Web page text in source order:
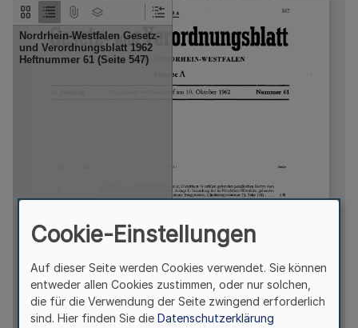
Cookie-Einstellungen
Auf dieser Seite werden Cookies verwendet. Sie können
entweder allen Cookies zustimmen, oder nur solchen,
die für die Verwendung der Seite zwingend erforderlich
sind. Hier finden Sie die Datenschutzerklärung